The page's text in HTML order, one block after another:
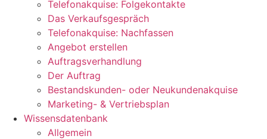
Telefonakquise: Folgekontakte
Das Verkaufsgespräch
Telefonakquise: Nachfassen
Angebot erstellen
Auftragsverhandlung
Der Auftrag
Bestandskunden- oder Neukundenakquise
Marketing- & Vertriebsplan
Wissensdatenbank
Allgemein